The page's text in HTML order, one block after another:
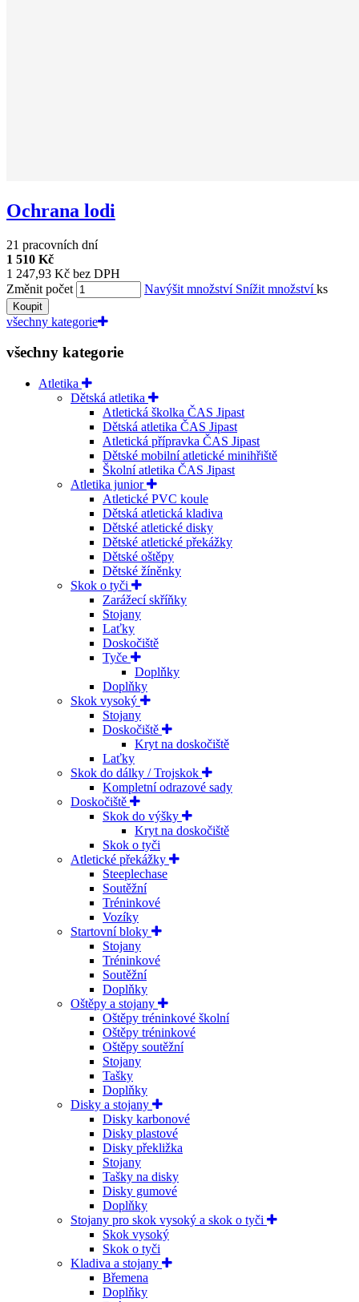
Ochrana lodi
21 pracovních dní
1 510 Kč
1 247,93 Kč bez DPH
Změnit počet
Navýšit množství Snížit množstvíks
Koupit
všechny kategorie
všechny kategorie
Atletika
Dětská atletika
Atletická školka ČAS Jipast
Dětská atletika ČAS Jipast
Atletická přípravka ČAS Jipast
Dětské mobilní atletické minihřiště
Školní atletika ČAS Jipast
Atletika junior
Atletické PVC koule
Dětská atletická kladiva
Dětské atletické disky
Dětské atletické překážky
Dětské oštěpy
Dětské žíněnky
Skok o tyči
Zarážecí skříňky
Stojany
Laťky
Doskočiště
Tyče
Doplňky
Doplňky
Skok vysoký
Stojany
Doskočiště
Kryt na doskočiště
Laťky
Skok do dálky / Trojskok
Kompletní odrazové sady
Doskočiště
Skok do výšky
Kryt na doskočiště
Skok o tyči
Atletické překážky
Steeplechase
Soutěžní
Tréninkové
Vozíky
Startovní bloky
Stojany
Tréninkové
Soutěžní
Doplňky
Oštěpy a stojany
Oštěpy tréninkové školní
Oštěpy tréninkové
Oštěpy soutěžní
Stojany
Tašky
Doplňky
Disky a stojany
Disky karbonové
Disky plastové
Disky překližka
Stojany
Tašky na disky
Disky gumové
Doplňky
Stojany pro skok vysoký a skok o tyči
Skok vysoký
Skok o tyči
Kladiva a stojany
Břemena
Doplňky